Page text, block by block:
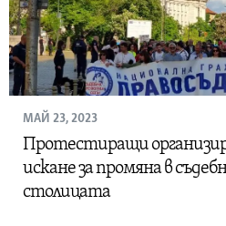
МАЙ 23, 2023
Протестиращи
искане за промяна в
столицата